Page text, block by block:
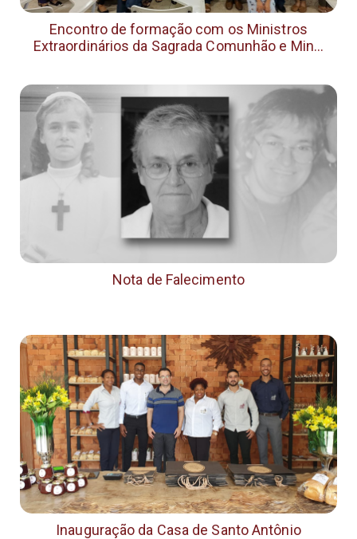
Encontro de formação com os Ministros
Extraordinários da Sagrada Comunhão e Min...
Nota de Falecimento
Inauguração da Casa de Santo Antônio